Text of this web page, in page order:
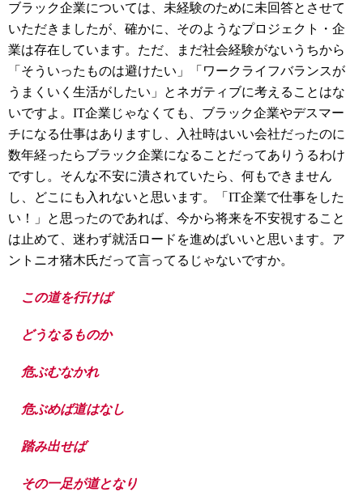
ブラック企業については、未経験のために未回答とさせて
いただきましたが、確かに、そのようなプロジェクト・企
業は存在しています。ただ、まだ社会経験がないうちから
「そういったものは避けたい」「ワークライフバランスが
うまくいく生活がしたい」とネガティブに考えることはな
いですよ。IT企業じゃなくても、ブラック企業やデスマー
チになる仕事はありますし、入社時はいい会社だったのに
数年経ったらブラック企業になることだってありうるわけ
ですし。そんな不安に潰されていたら、何もできません
し、どこにも入れないと思います。「IT企業で仕事をした
い！」と思ったのであれば、今から将来を不安視すること
は止めて、迷わず就活ロードを進めばいいと思います。ア
ントニオ猪木氏だって言ってるじゃないですか。
この道を行けば
どうなるものか
危ぶむなかれ
危ぶめば道はなし
踏み出せば
その一足が道となり